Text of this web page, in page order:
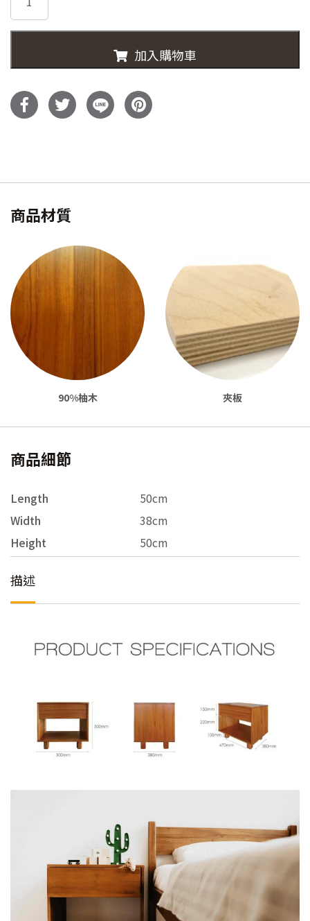
NT$7,900。NT$5,500
心
床
頭
櫃
數
加入購物車
商品材質
90%柚木 夾板
商品細節
Length
50cm
Width
38cm
Height
50cm
描述